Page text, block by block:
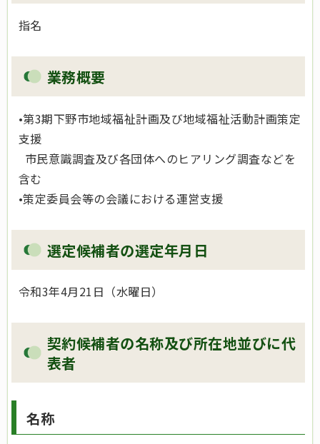
指名
業務概要
•第3期下野市地域福祉計画及び地域福祉活動計画策定
支援
市民意識調査及び各団体へのヒアリング調査などを
含む
•策定委員会等の会議における運営支援
選定候補者の選定年月日
令和3年4月21日（水曜日）
契約候補者の名称及び所在地並びに代
表者
名称